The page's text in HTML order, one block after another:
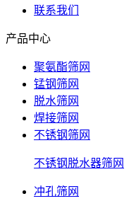
联系我们
产品中心
聚氨酯筛网
锰钢筛网
脱水筛网
焊接筛网
不锈钢筛网
不锈钢脱水器筛网
冲孔筛网